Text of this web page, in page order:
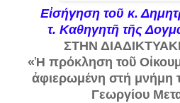
Εἰσήγηση τοῦ κ.
τ. Καθηγητῆ τῆς
ΣΤΗΝ
«Ἡ πρόκληση τοῦ
ἀφιερωμένη στή μνήμη
Γεωργίου